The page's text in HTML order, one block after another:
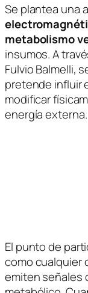
Se plantea una
metabolismo
insumos. A
Fulvio Balmelli,
pretende influir
modificar
energía externa.
El punto de
como cualquier
emiten señales